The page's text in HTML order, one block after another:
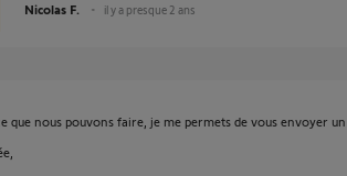
Nicolas F. il y a presque 2 ans
que nous pouvons faire, je me permets de vous envoyer un